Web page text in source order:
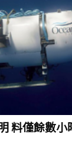
料僅餘數